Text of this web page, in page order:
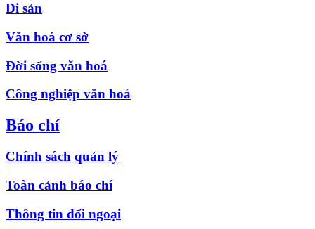
Di sản
Văn hoá cơ sở
Đời sống văn hoá
Công nghiệp văn hoá
Báo chí
Chính sách quản lý
Toàn cảnh báo chí
Thông tin đối ngoại